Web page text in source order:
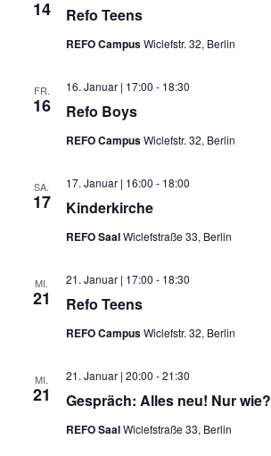
14 Refo Teens
REFO CampusWiclefstr. 32, Berlin
FR.
16 Refo Boys
16. Januar | 17:00 - 18:30
REFO CampusWiclefstr. 32, Berlin
SA.
17 Kinderkirche
17. Januar | 16:00 - 18:00
REFO SaalWiclefstraße 33, Berlin
MI.
21 Refo Teens
21. Januar | 17:00 - 18:30
REFO CampusWiclefstr. 32, Berlin
MI.
21 Gespräch: Alles neu! Nur wie?
21. Januar | 20:00 -21:30
REFO SaalWiclefstraße 33, Berlin